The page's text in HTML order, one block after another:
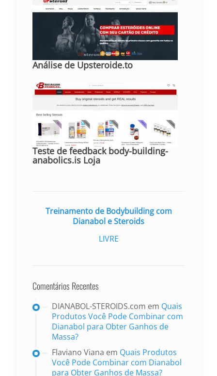
Análise de Upsteroide.to
Teste de feedback body-building-
anabolics.is Loja
Treinamento de Bodybuilding com
Dianabol e Steroids
LIVRE
Comentários Recentes
DIANABOL-STEROIDS.com em Quais
Produtos Você Pode Combinar com
Dianabol para Obter Ganhos de
Massa?
Flaviano Viana em Quais Produtos
Você Pode Combinar com Dianabol
para Obter Ganhos de Massa?